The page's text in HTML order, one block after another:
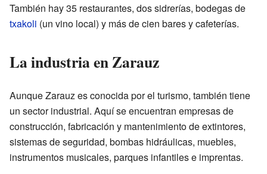
También hay 35 restaurantes, dos sidrerías, bodegas de
txakoli (un vino local) y más de cien bares y cafeterías.
La industria en Zarauz
Aunque Zarauz es conocida por el turismo, también tiene
un sector industrial. Aquí se encuentran empresas de
construcción, fabricación y mantenimiento de extintores,
sistemas de seguridad, bombas hidráulicas, muebles,
instrumentos musicales, parques infantiles e imprentas.